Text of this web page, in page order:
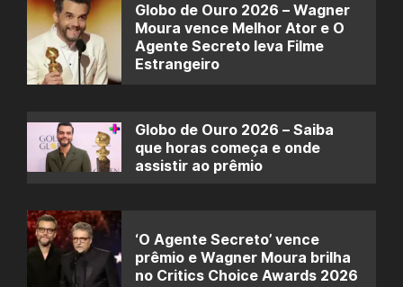
Globo de Ouro 2026 – Wagner
Moura vence Melhor Ator e O
Agente Secreto leva Filme
Estrangeiro
Globo de Ouro 2026 – Saiba
que horas começa e onde
assistir ao prêmio
‘O Agente Secreto’ vence
prêmio e Wagner Moura brilha
no Critics Choice Awards 2026